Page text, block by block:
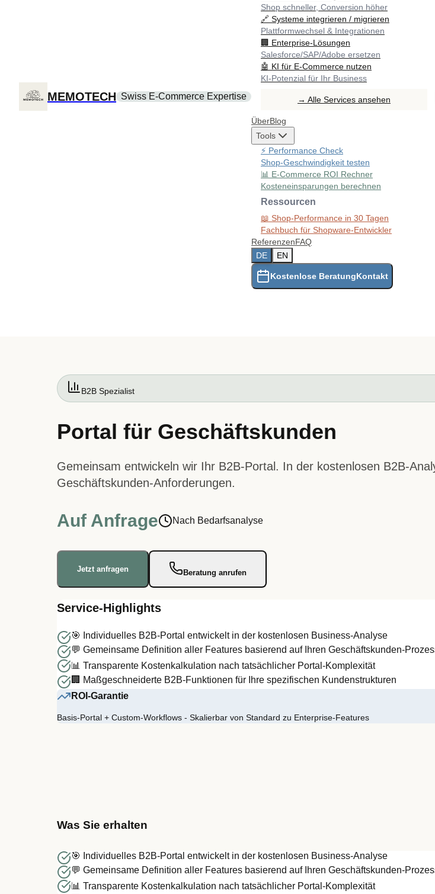
MEMOTECH Swiss E-Commerce Expertise
Shop schneller, Conversion höher
🔗 Systeme integrieren / migrieren
Plattformwechsel & Integrationen
🏢 Enterprise-Lösungen
Salesforce/SAP/Adobe ersetzen
🤖 KI für E-Commerce nutzen
KI-Potenzial für Ihr Business
→ Alle Services ansehen
ÜberBlog
Tools
⚡ Performance Check
Shop-Geschwindigkeit testen
📊 E-Commerce ROI Rechner
Kosteneinsparungen berechnen
Ressourcen
📖 Shop-Performance in 30 Tagen
Fachbuch für Shopware-Entwickler
ReferenzenFAQ
DE
EN
Kostenlose BeratungKontakt
B2B Spezialist
Portal für Geschäftskunden
Gemeinsam entwickeln wir Ihr B2B-Portal. In der kostenlosen B2B-
Geschäftskunden-Anforderungen.
Auf Anfrage Nach Bedarfsanalyse
Jetzt anfragen Beratung anrufen
Service-Highlights
🎯 Individuelles B2B-Portal entwickelt in der kostenlosen Business-Analyse
💬 Gemeinsame Definition aller Features basierend auf Ihren Geschäftskunden-
📊 Transparente Kostenkalkulation nach tatsächlicher Portal-Komplexität
🏢 Maßgeschneiderte B2B-Funktionen für Ihre spezifischen Kundenstrukturen
ROI-Garantie
Basis-Portal + Custom-Workflows - Skalierbar von Standard zu Enterprise-Features
Was Sie erhalten
🎯 Individuelles B2B-Portal entwickelt in der kostenlosen Business-Analyse
💬 Gemeinsame Definition aller Features basierend auf Ihren Geschäftskunden-
📊 Transparente Kostenkalkulation nach tatsächlicher Portal-Komplexität